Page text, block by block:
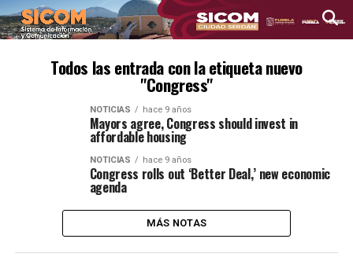
Todos las entrada con la etiqueta nuevo
"Congress"
NOTICIAS hace 9 años
Mayors agree, Congress should invest in
affordable housing
NOTICIAS hace 9 años
Congress rolls out ‘Better Deal,’ new economic
agenda
MÁS NOTAS